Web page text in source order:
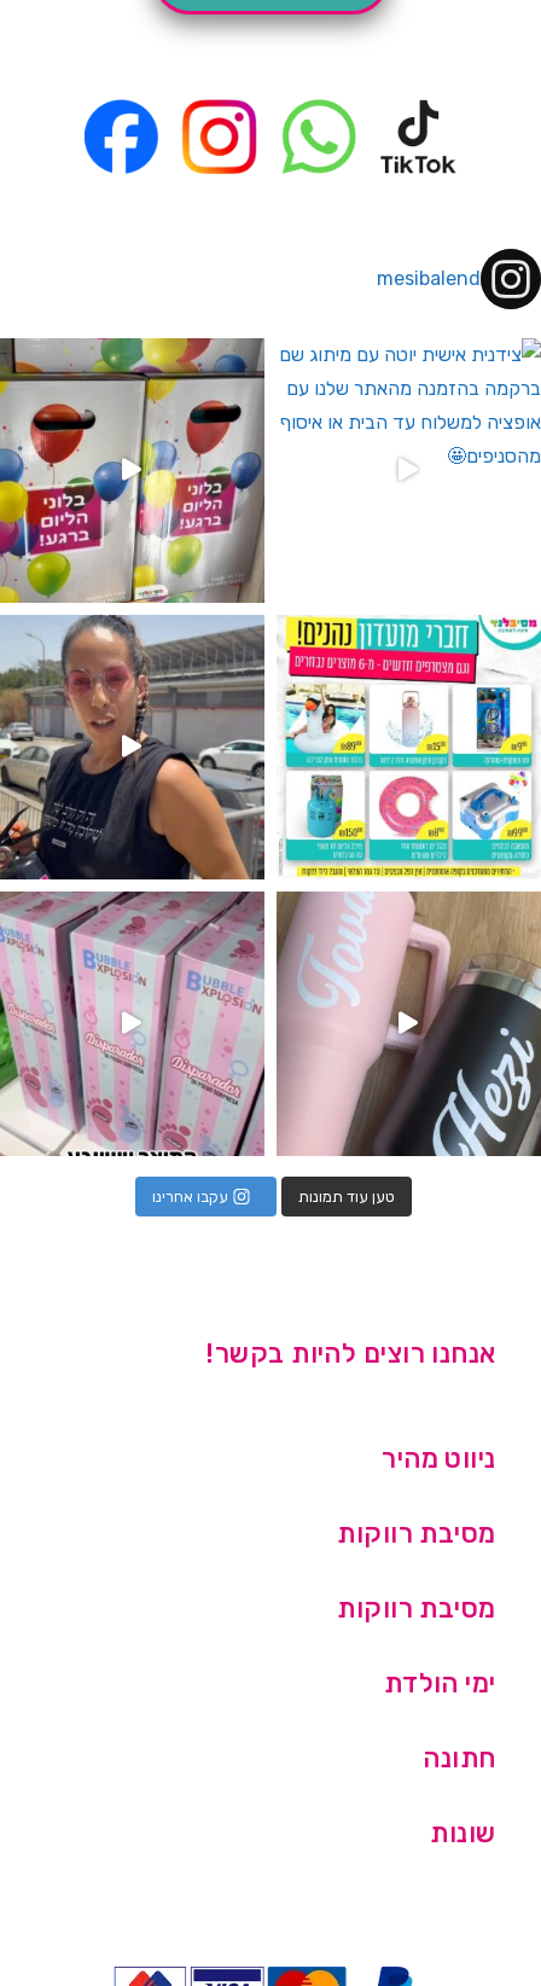
mesibalend
לחברי מועדון ומצטרפים חדשים🤍
מין העובר רק במסיבלנד !! קיים
מטף לגילוי מין העובר חזר למלא
טען עוד תמונות עקבו אחרינו
אנחנו רוצים להיות בקשר!
ניווט מהיר
מסיבת רווקות
מסיבת רווקות
ימי הולדת
חתונה
שונות